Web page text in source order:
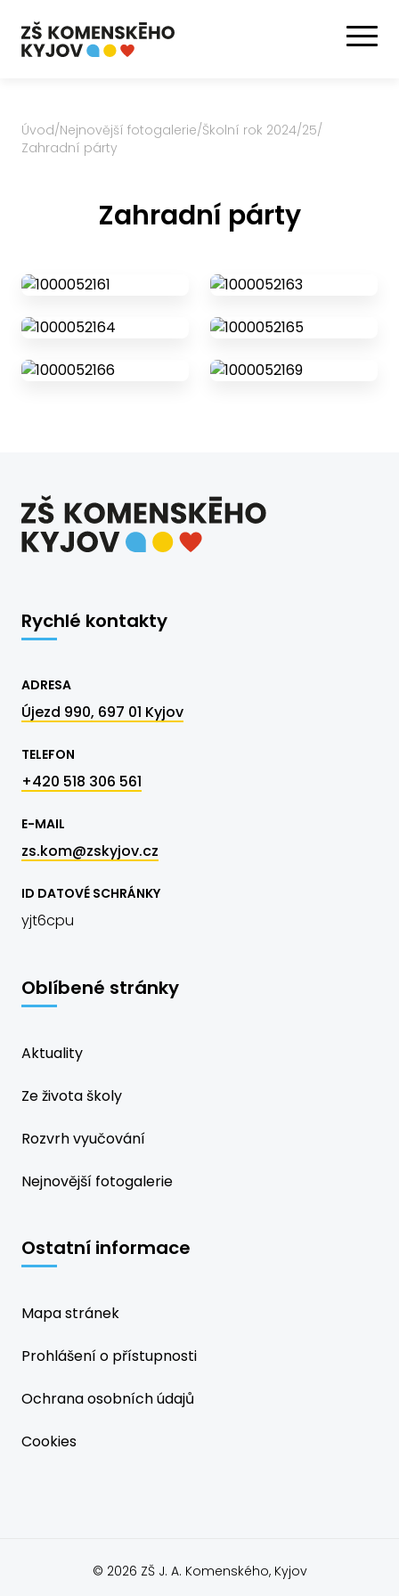
Úvod/Nejnovější fotogalerie/Školní rok 2024/25/
Zahradní párty
Zahradní párty
Rychlé kontakty
ADRESA
Újezd 990, 697 01 Kyjov
TELEFON
+420 518 306 561
E-MAIL
zs.kom@zskyjov.cz
ID DATOVÉ SCHRÁNKY
yjt6cpu
Oblíbené stránky
Aktuality
Ze života školy
Rozvrh vyučování
Nejnovější fotogalerie
Ostatní informace
Mapa stránek
Prohlášení o přístupnosti
Ochrana osobních údajů
Cookies
© 2026 ZŠ J. A. Komenského, Kyjov